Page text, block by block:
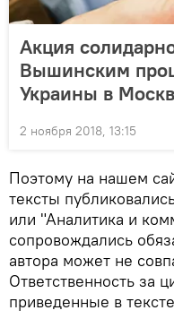
Акция
Вышинским
Украины в
2 ноября 2018, 13:15
Поэтому на нашем
тексты
или "Аналитика и
сопровождались
автора может не
Ответственность за
приведенные в